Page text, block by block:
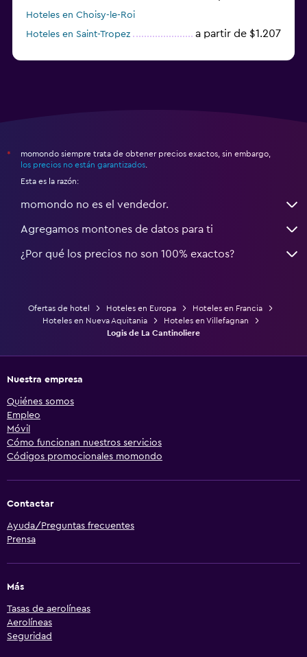
Hoteles en Choisy-le-Roi
Hoteles en Saint-Tropez
a partir de $1.207
*
momondo siempre trata de obtener precios exactos, sin embargo,
los precios no están garantizados
Esta es la razón:
momondo no es el vendedor.
Agregamos montones de datos para ti
¿Por qué los precios no son 100% exactos?
Ofertas de hotel Hoteles en Europa
Hoteles en Francia
Hoteles en Nueva Aquitania
Hoteles en Villefagnan
Logis de La Cantinoliere
Nuestra empresa
Quiénes somos
Empleo
Móvil
Cómo funcionan nuestros servicios
Códigos promocionales momondo
Contactar
Ayuda/Preguntas frecuentes
Prensa
Más
Tasas de aerolíneas
Aerolíneas
Seguridad